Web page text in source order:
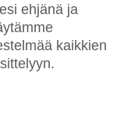
ehjänä ja
kaikkien